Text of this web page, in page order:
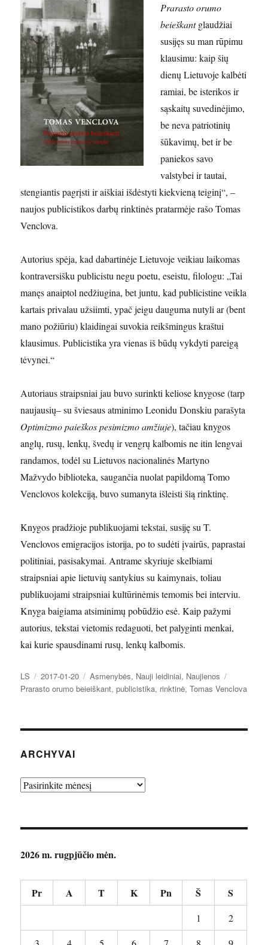
Prarasto orumo
beieškantglaudžiai
susijęs su man rūpimu
klausimu: kaip šių
dienų Lietuvoje kalbėti
ramiai, be isterikos ir
sąskaitų suvedinėjimo,
be neva patriotinių
šūkavimų, bet ir be
paniekos savo
valstybei ir tautai,
stengiantis pagrįsti ir aiškiai išdėstyti kiekvieną teiginį“, –
naujos publicistikos darbų rinktinės pratarmėje rašo Tomas
Venclova.
Autorius spėja, kad dabartinėje Lietuvoje veikiau laikomas
kontraversišku publicistu negu poetu, eseistu, filologu: „Tai
manęs anaiptol nedžiugina, bet juntu, kad publicistine veikla
kartais privalau užsiimti, ypač jeigu dauguma nutyli ar (bent
mano požiūriu) klaidingai suvokia reikšmingus kraštui
klausimus. Publicistika yra vienas iš būdų vykdyti pareigą
tėvynei.“
Autoriaus straipsniai jau buvo surinkti keliose knygose (tarp
naujausių– su šviesaus atminimo Leonidu Donskiu parašyta
Optimizmo paieškos pesimizmo amžiuje), tačiau knygos
anglų, rusų, lenkų, švedų ir vengrų kalbomis ne itin lengvai
randamos, todėl su Lietuvos nacionalinės Martyno
Mažvydo biblioteka, saugančia nuolat papildomą Tomo
Venclovos kolekciją, buvo sumanyta išleisti šią rinktinę.
Knygos pradžioje publikuojami tekstai, susiję su T.
Venclovos emigracijos istorija, po to sudėti įvairūs, paprastai
politiniai, pasisakymai. Antrame skyriuje skelbiami
straipsniai apie lietuvių santykius su kaimynais, toliau
publikuojami straipsniai kultūrinėmis temomis bei interviu.
Knyga baigiama atsiminimų pobūdžio esė. Kaip pažymi
autorius, tekstai vietomis redaguoti, bet palyginti menkai,
kai kurie spausdinami rusų, lenkų kalbomis.
Autorius
LS Paskelbta
2017-01-20 Kategorijos
Asmenybės, Nauji leidiniai, Naujienos
Prarasto orumo beieiškant,publicistika, rinktinė,Tomas Venclova
ARCHYVAI
Archyvai
2026 m. rugpjūčio mėn.
Pr A T K Pn Š S
1
2